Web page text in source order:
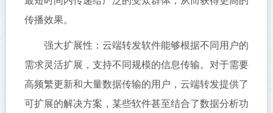
传播效果。
强大扩展性：云端转发软件能够根据不同用户的
需求灵活扩展，支持不同规模的信息传输。对于需要
高频繁更新和大量数据传输的用户，云端转发提供了
可扩展的解决方案，某些软件甚至结合了数据分析功